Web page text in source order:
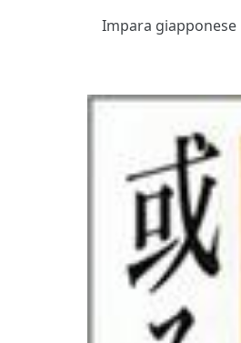
Impara giapponese